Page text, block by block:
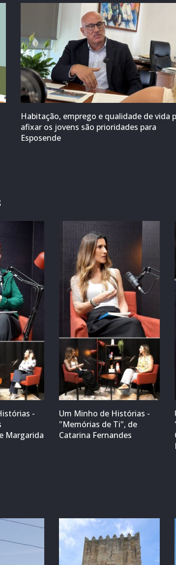
Habitação, emprego e qualidade de vida
afixar os jovens são prioridades para
Esposende
-
Margarida
Um Minho de Histórias -
"Memórias de Ti", de
Catarina Fernandes